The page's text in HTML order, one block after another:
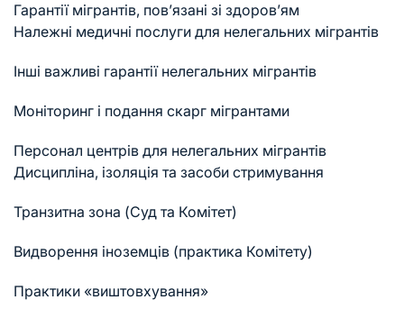
Гарантії мігрантів, пов’язані зі здоров’ям
Належні медичні послуги для нелегальних мігрантів
Інші важливі гарантії нелегальних мігрантів
Моніторинг і подання скарг мігрантами
Персонал центрів для нелегальних мігрантів
Дисципліна, ізоляція та засоби стримування
Транзитна зона (Суд та Комітет)
Видворення іноземців (практика Комітету)
Практики «виштовхування»